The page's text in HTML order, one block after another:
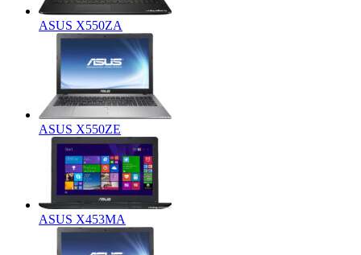
ASUS X550ZA
ASUS X550ZE
ASUS X453MA